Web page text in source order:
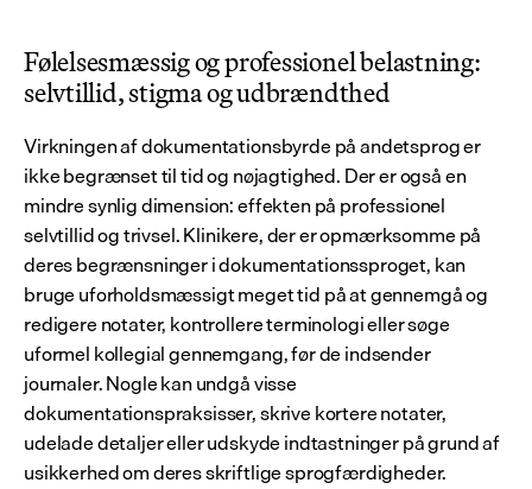
Følelsesmæssig og professionel belastning:
selvtillid, stigma og udbrændthed
Virkningen af dokumentationsbyrde på andetsprog er
ikke begrænset til tid og nøjagtighed. Der er også en
mindre synlig dimension: effekten på professionel
selvtillid og trivsel. Klinikere, der er opmærksomme på
deres begrænsninger i dokumentationssproget, kan
bruge uforholdsmæssigt meget tid på at gennemgå og
redigere notater, kontrollere terminologi eller søge
uformel kollegial gennemgang, før de indsender
journaler. Nogle kan undgå visse
dokumentationspraksisser, skrive kortere notater,
udelade detaljer eller udskyde indtastninger på grund af
usikkerhed om deres skriftlige sprogfærdigheder.